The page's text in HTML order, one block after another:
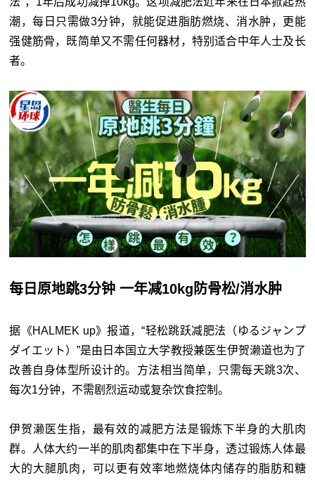
潮，每日只需做3分钟，就能促进脂肪燃烧、消水肿，更能
强健筋骨，既简单又不需任何器材，特别适合中年人士及长
者。
每日原地跳3分钟 一年减10kg防骨松/消水肿
据《HALMEK up》报道，“轻松跳跃减肥法（ゆるジャンプ
ダイエット）”是由日本国立大学教授兼医生伊贺濑道也为了
改善自身体型所设计的。方法相当简单，只需每天跳3次、
每次1分钟，不需剧烈运动或复杂饮食控制。
伊贺濑医生指，最有效的减肥方法是锻炼下半身的大肌肉
群。人体大约一半的肌肉都集中在下半身，透过锻炼人体最
大的大腿肌肉，可以更有效率地燃烧体内储存的脂肪和糖